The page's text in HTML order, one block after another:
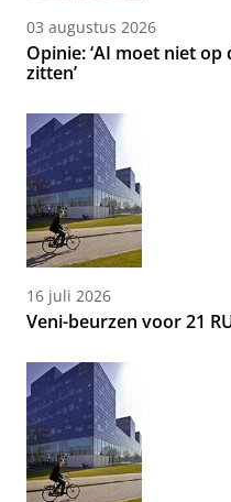
03 augustus 2026
Opinie: ‘AI moet niet
zitten’
16 juli 2026
Veni-beurzen voor 21